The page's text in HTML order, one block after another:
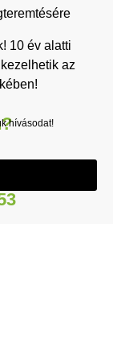
10 év alatti
az
hívásodat!